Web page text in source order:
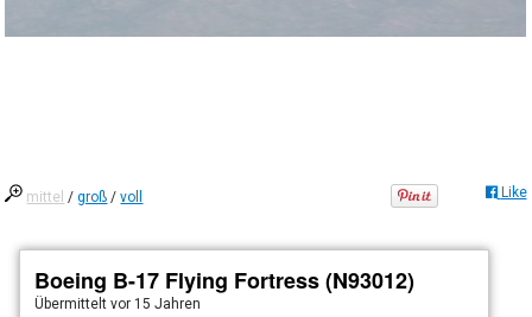
mittel /groß /voll Like
Boeing B-17 Flying Fortress (N93012)
Übermitteltvor 15 Jahren